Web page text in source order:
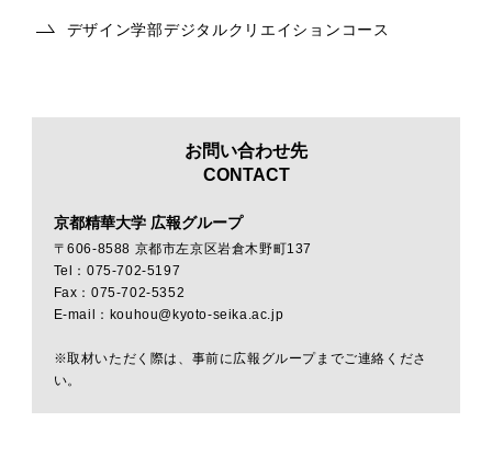
デザイン学部デジタルクリエイションコース
お問い合わせ先
CONTACT
京都精華大学 広報グループ
〒606-8588 京都市左京区岩倉木野町137
Tel：075-702-5197
Fax：075-702-5352
E-mail：kouhou@kyoto-seika.ac.jp
※取材いただく際は、事前に広報グループまでご連絡くださ
い。